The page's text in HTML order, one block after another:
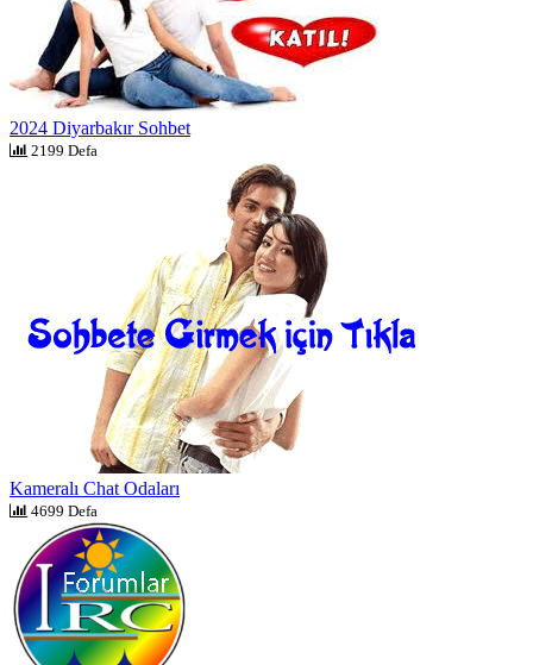
2024 Diyarbakır Sohbet
2199 Defa
Kameralı Chat Odaları
4699 Defa